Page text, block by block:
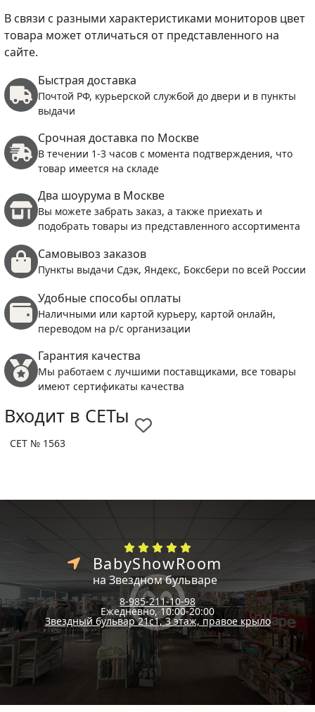
В связи с разными характеристиками мониторов цвет
товара может отличаться от представленного на
сайте.
Быстрая доставка
Почтой РФ, курьерской службой до двери и в пункты
выдачи
Срочная доставка по Москве
В течении 1-3 часов с момента подтверждения, что
товар имеется на складе
Два шоурума в Москве
Вы можете забрать заказ, а также приехать и
подобрать товары из представленного ассортимента
Самовывоз заказов
Пункты выдачи Сдэк, Яндекс, Боксбери по всей России
Удобные способы оплаты
Наличными или картой курьеру, картой онлайн,
переводом на р/с организации
Гарантия качества
Мы работаем с лучшими поставщиками, все товары
имеют сертификаты качества
Входит в СЕТы
СЕТ № 1563
BabyShowRoom
на Звездном бульваре
8-985-211-10-98
Ежедневно, 10:00-20:00
Звездный бульвар 21с1, 3 этаж, правое крыло